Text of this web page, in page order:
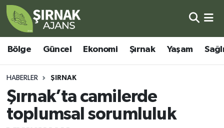
Bölge Güncel Ekonomi Şırnak Yaşam
HABERLER ŞIRNAK
Şırnak’ta camilerde
toplumsal sorumluluk
Bölge
Güncel
Ekonomi
Şırnak
Şırnak Nöbetçi Eczaneler
Şırnak Hava Durumu
Şirnak Namaz Vakitleri
Şırnak Trafik Yoğunluk Haritası